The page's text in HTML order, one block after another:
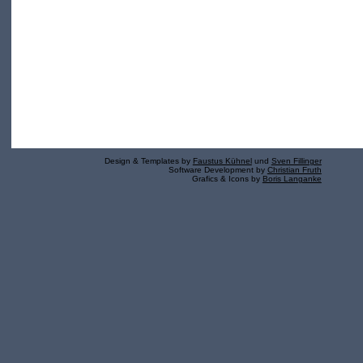
Design & Templates by Faustus Kühnelund Sven Fillinger
Software Development by Christian Fruth
Grafics & Icons by Boris Langanke